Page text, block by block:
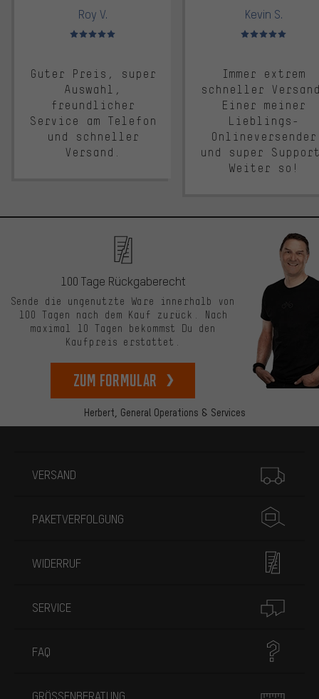
Roy V.
Bewertungen: 5 von 5
Guter Preis, super
Auswahl,
freundlicher
Service am Telefon
und schneller
Versand.
Kevin S.
Bewertungen: 5 von 5
Immer extrem
schneller
Einer meiner
Lieblings-
Onlineversender
und super
Weiter so!
Herbert, General Operations & Services
100 Tage Rückgaberecht
Sende die ungenutzte Ware innerhalb von
100 Tagen nach dem Kauf zurück. Nach
maximal 10 Tagen bekommst Du den
Kaufpreis erstattet.
zum Formular
VERSAND
PAKETVERFOLGUNG
WIDERRUF
SERVICE
FAQ
GRÖSSENBERATUNG